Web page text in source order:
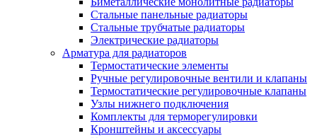
Стальные панельные радиаторы
Стальные трубчатые радиаторы
Электрические радиаторы
Арматура для радиаторов
Термостатические элементы
Ручные регулировочные вентили и клапаны
Термостатические регулировочные клапаны
Узлы нижнего подключения
Комплекты для терморегулировки
Кронштейны и аксессуары